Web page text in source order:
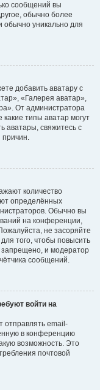
сообщений вы
обычно более
обычно уникально для
добавить аватару с
«Галерея аватар»,
От администратора
какие типы аватар могут
аватары, свяжитесь с
причин.
количество
определённых
Обычно вы
на конференции,
не засоряйте
того, чтобы повысить
и модератор
сообщений.
войти на
отправлять email-
в конференцию
возможность. Это
почтовой